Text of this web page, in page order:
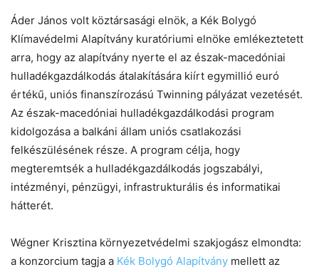
Áder János volt köztársasági elnök, a Kék Bolygó
Klímavédelmi Alapítvány kuratóriumi elnöke emlékeztetett
arra, hogy az alapítvány nyerte el az észak-macedóniai
hulladékgazdálkodás átalakítására kiírt egymillió euró
értékű, uniós finanszírozású Twinning pályázat vezetését.
Az észak-macedóniai hulladékgazdálkodási program
kidolgozása a balkáni állam uniós csatlakozási
felkészülésének része. A program célja, hogy
megteremtsék a hulladékgazdálkodás jogszabályi,
intézményi, pénzügyi, infrastrukturális és informatikai
hátterét.
Wégner Krisztina környezetvédelmi szakjogász elmondta:
a konzorcium tagja a Kék Bolygó Alapítvány mellett az
Chat
Helló! Miben segíthetek ma?